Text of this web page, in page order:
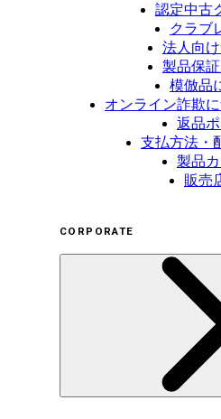
認定中古
クラブ
法人向
製品保
模倣品
オンライン詐欺
返品
支払方法・
製品
販売
CORPORATE